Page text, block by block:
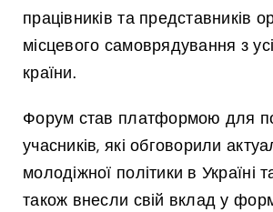
працівників та представників
місцевого самоврядування з
країни.
Форум став платформою для
учасників, які обговорили
молодіжної політики в Україні
також внесли свій вклад у